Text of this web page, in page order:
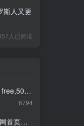
斯人又更
人已阅读
永久免费甲骨文VPS云主机,Always free,500Mpbs带宽,长期免费云主机
6794
樱花云服务器免费网站黄页(樱花官网首页入口)